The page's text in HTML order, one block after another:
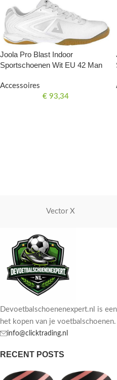
Joola Pro Blast Indoor
Sportschoenen Wit EU 42 Man
Accessoires
€93,34
Vector X
Devoetbalschoenenexpert.nl is
het kopen van je voetbalschoenen.
info@clicktrading.nl
RECENT POSTS